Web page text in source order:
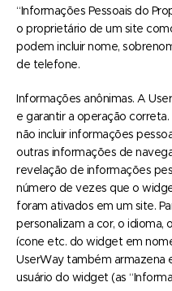
“Informações Pessoais do
o proprietário de um site
podem incluir nome,
de telefone.
Informações anônimas. A
e garantir a operação
não incluir informações
outras informações de
revelação de informações
número de vezes que o
foram ativados em um site.
personalizam a cor, o idioma,
ícone etc. do widget em
UserWay também armazena
usuário do widget (as